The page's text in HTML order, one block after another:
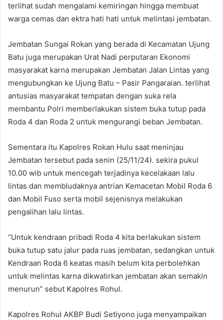
terlihat sudah mengalami kemiringan hingga membuat
warga cemas dan ektra hati hati untuk melintasi jembatan.
Jembatan Sungai Rokan yang berada di Kecamatan Ujung
Batu juga merupakan Urat Nadi perputaran Ekonomi
masyarakat karna merupakan Jembatan Jalan Lintas yang
mengubungkan ke Ujung Batu – Pasir Pangaraian. terlihat
antusias masyarakat tempatan dengan suka rela
membantu Polri memberlakukan sistem buka tutup pada
Roda 4 dan Roda 2 untuk mengurangi beban Jembatan.
Sementara itu Kapolres Rokan Hulu saat meninjau
Jembatan tersebut pada senin (25/11/24). sekira pukul
10.00 wib untuk mencegah terjadinya kecelakaan lalu
lintas dan membludaknya antrian Kemacetan Mobil Roda 6
dan Mobil Fuso serta mobil sejenisnya melakukan
pengalihan lalu lintas.
“Untuk kendraan pribadi Roda 4 kita berlakukan sistem
buka tutup satu jalur pada ruas jembatan, sedangkan untuk
Kendraan Roda 6 keatas masih belum kita perbolehkan
untuk melintas karna dikwatirkan jembatan akan semakin
menurun” sebut Kapolres Rohul.
Kapolres Rohul AKBP Budi Setiyono juga menyampaikan